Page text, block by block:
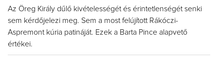
Az Öreg Király dűlő kivételességét és érintetlenségét senki
sem kérdőjelezi meg. Sem a most felújított Rákóczi-
Aspremont kúria patináját. Ezek a Barta Pince alapvető
értékei.